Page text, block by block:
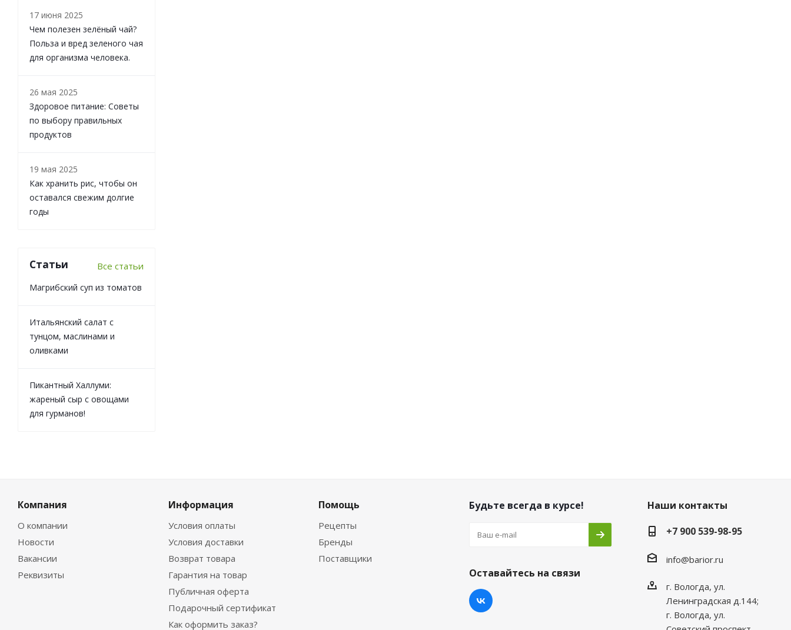
17 июня 2025
Чем полезен зелёный чай?
Польза и вред зеленого чая
для организма человека.
26 мая 2025
Здоровое питание: Советы
по выбору правильных
продуктов
19 мая 2025
Как хранить рис, чтобы он
оставался свежим долгие
годы
Статьи Все статьи
Магрибский суп из томатов
Итальянский салат с
тунцом, маслинами и
оливками
Пикантный Халлуми:
жареный сыр с овощами
для гурманов!
Компания
О компании
Новости
Вакансии
Реквизиты
Информация
Условия оплаты
Условия доставки
Возврат товара
Гарантия на товар
Публичная оферта
Подарочный сертификат
Как оформить заказ?
Помощь
Рецепты
Бренды
Поставщики
Будьте всегда в курсе!
Оставайтесь на связи
Наши контакты
+7 900 539-98-95
info@barior.ru
г. Вологда, ул.
Ленинградская д.144;
г. Вологда, ул.